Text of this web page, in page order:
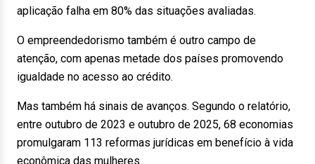
aplicação falha em 80% das situações avaliadas.
O empreendedorismo também é outro campo de
atenção, com apenas metade dos países promovendo
igualdade no acesso ao crédito.
Mas também há sinais de avanços. Segundo o relatório,
entre outubro de 2023 e outubro de 2025, 68 economias
promulgaram 113 reformas jurídicas em benefício à vida
econômica das mulheres.